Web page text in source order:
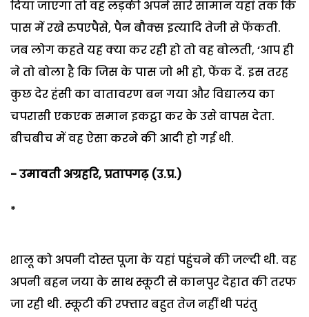
दिया जाएगा तो वह लड़की अपने सारे सामान यहां तक कि
पास में रखे रुपएपैसे, पैन बौक्स इत्यादि तेजी से फेंकती.
जब लोग कहते यह क्या कर रही हो तो वह बोलती, ‘आप ही
ने तो बोला है कि जिस के पास जो भी हो, फेंक दें. इस तरह
कुछ देर हंसी का वातावरण बन गया और विद्यालय का
चपरासी एकएक समान इकट्ठा कर के उसे वापस देता.
बीचबीच में वह ऐसा करने की आदी हो गई थी.
- उमावती अग्रहरि, प्रतापगढ़ (उ.प्र.)
*
शालू को अपनी दोस्त पूजा के यहां पहुंचने की जल्दी थी. वह
अपनी बहन जया के साथ स्कूटी से कानपुर देहात की तरफ
जा रही थी. स्कूटी की रफ्तार बहुत तेज नहीं थी परंतु